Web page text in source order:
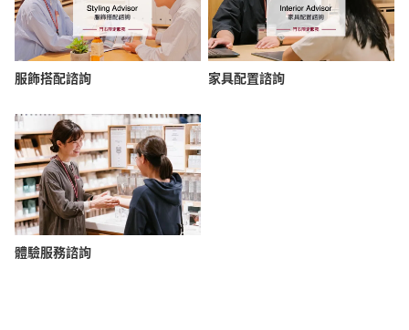
服飾搭配諮詢 家具配置諮詢
體驗服務諮詢